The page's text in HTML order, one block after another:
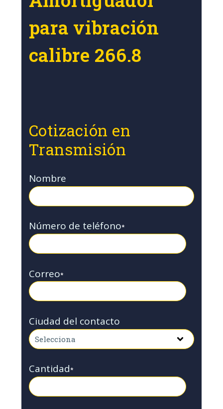
para vibración
calibre 266.8
Cotización en
Transmisión
Nombre
Número de teléfono*
Correo*
Ciudad del contacto
Cantidad*